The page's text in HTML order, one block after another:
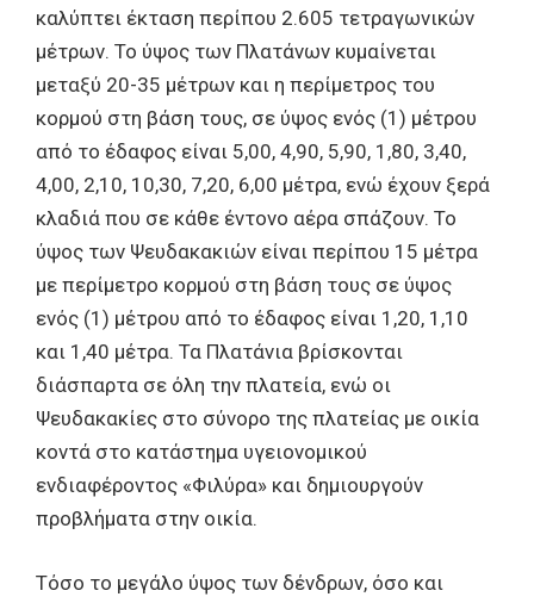
καλύπτει έκταση περίπου 2.605 τετραγωνικών
μέτρων. Το ύψος των Πλατάνων κυμαίνεται
μεταξύ 20-35 μέτρων και η περίμετρος του
κορμού στη βάση τους, σε ύψος ενός (1) μέτρου
από το έδαφος είναι 5,00, 4,90, 5,90, 1,80, 3,40,
4,00, 2,10, 10,30, 7,20, 6,00 μέτρα, ενώ έχουν ξερά
κλαδιά που σε κάθε έντονο αέρα σπάζουν. Το
ύψος των Ψευδακακιών είναι περίπου 15 μέτρα
με περίμετρο κορμού στη βάση τους σε ύψος
ενός (1) μέτρου από το έδαφος είναι 1,20, 1,10
και 1,40 μέτρα. Τα Πλατάνια βρίσκονται
διάσπαρτα σε όλη την πλατεία, ενώ οι
Ψευδακακίες στο σύνορο της πλατείας με οικία
κοντά στο κατάστημα υγειονομικού
ενδιαφέροντος «Φιλύρα» και δημιουργούν
προβλήματα στην οικία.
Τόσο το μεγάλο ύψος των δένδρων, όσο και